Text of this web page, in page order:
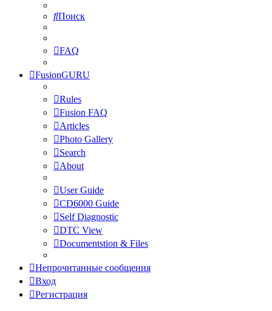
Поиск
FAQ
FusionGURU
Rules
Fusion FAQ
Articles
Photo Gallery
Search
About
User Guide
CD6000 Guide
Self Diagnostic
DTC View
Documentstion & Files
Непрочитанные сообщения
Вход
Регистрация